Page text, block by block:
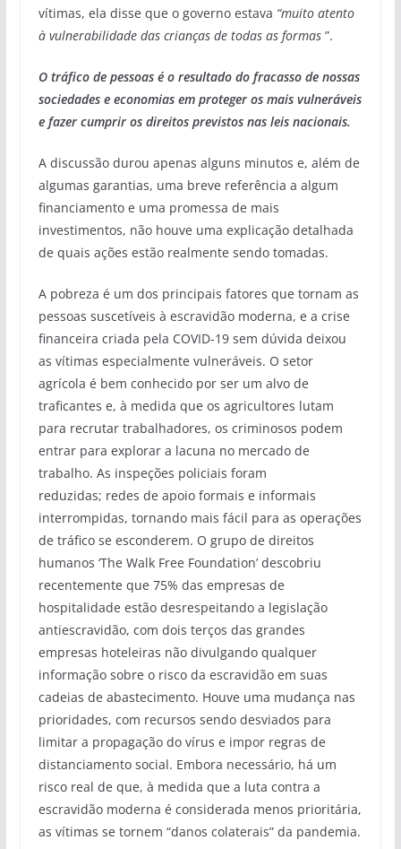
vítimas, ela disse que o governo estava “muito atento
à vulnerabilidade das crianças de todas as formas ”.
O tráfico de pessoas é o resultado do fracasso de nossas
sociedades e economias em proteger os mais vulneráveis
​​e fazer cumprir os direitos previstos nas leis nacionais.
A discussão durou apenas alguns minutos e, além de
algumas garantias, uma breve referência a algum
financiamento e uma promessa de mais
investimentos, não houve uma explicação detalhada
de quais ações estão realmente sendo tomadas.
A pobreza é um dos principais fatores que tornam as
pessoas suscetíveis à escravidão moderna, e a crise
financeira criada pela COVID-19 sem dúvida deixou
as vítimas especialmente vulneráveis. O setor
agrícola é bem conhecido por ser um alvo de
traficantes e, à medida que os agricultores lutam
para recrutar trabalhadores, os criminosos podem
entrar para explorar a lacuna no mercado de
trabalho. As inspeções policiais foram
reduzidas; redes de apoio formais e informais
interrompidas, tornando mais fácil para as operações
de tráfico se esconderem. O grupo de direitos
humanos ‘The Walk Free Foundation’ descobriu
recentemente que 75% das empresas de
hospitalidade estão desrespeitando a legislação
antiescravidão, com dois terços das grandes
empresas hoteleiras não divulgando qualquer
informação sobre o risco da escravidão em suas
cadeias de abastecimento. Houve uma mudança nas
prioridades, com recursos sendo desviados para
limitar a propagação do vírus e impor regras de
distanciamento social. Embora necessário, há um
risco real de que, à medida que a luta contra a
escravidão moderna é considerada menos prioritária,
as vítimas se tornem “danos colaterais” da pandemia.